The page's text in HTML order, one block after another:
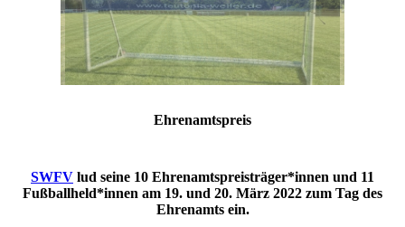
Ehrenamtspreis
SWFV lud seine 10 Ehrenamtspreisträger*innen und 11
Fußballheld*innen am 19. und 20. März 2022 zum Tag des
Ehrenamts ein.